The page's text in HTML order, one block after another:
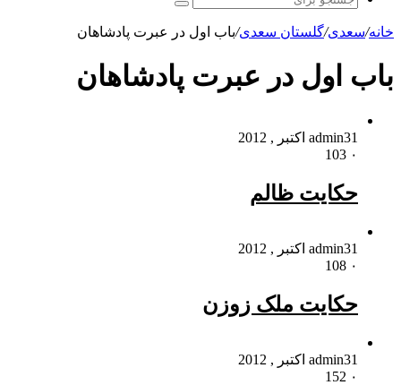
جستجو
خانه/سعدی/گلستان سعدی/باب اول در عبرت پادشاهان
باب اول در عبرت پادشاهان
admin31 اکتبر , 2012
۰
حکایت ظالم
admin31 اکتبر , 2012
۰
حکایت ملک زوزن
admin31 اکتبر , 2012
۰